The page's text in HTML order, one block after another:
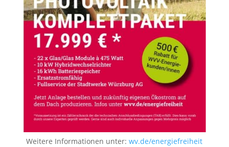
Weitere Informationen unter:wv.de/energiefreiheit